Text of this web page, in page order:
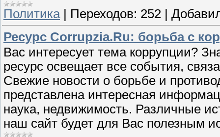
Политика | Переходов: 252 |
Ресурс Corrupzia.Ru: борьба с
Вас интересует тема коррупции?
ресурс освещает все события,
Свежие новости о борьбе и
представлена интересная
наука, недвижимость. Различные
наш сайт будет для Вас полезным